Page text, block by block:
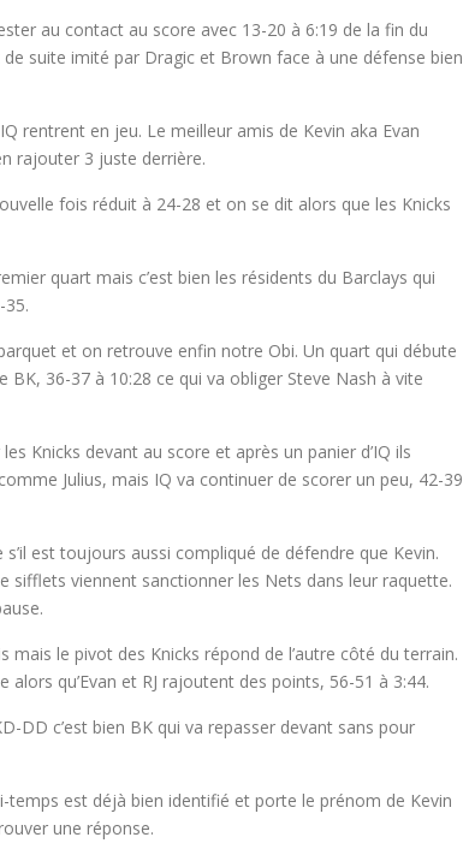
au contact au score avec 13-20 à 6:19 de la fin du
suite imité par Dragic et Brown face à une défense bien
rentrent en jeu. Le meilleur amis de Kevin aka Evan
rajouter 3 juste derrière.
fois réduit à 24-28 et on se dit alors que les Knicks
quart mais c’est bien les résidents du Barclays qui
et on retrouve enfin notre Obi. Un quart qui débute
36-37 à 10:28 ce qui va obliger Steve Nash à vite
Knicks devant au score et après un panier d’IQ ils
Julius, mais IQ va continuer de scorer un peu, 42-39
est toujours aussi compliqué de défendre que Kevin.
sifflets viennent sanctionner les Nets dans leur raquette.
le pivot des Knicks répond de l’autre côté du terrain.
qu’Evan et RJ rajoutent des points, 56-51 à 3:44.
DD c’est bien BK qui va repasser devant sans pour
est déjà bien identifié et porte le prénom de Kevin
une réponse.